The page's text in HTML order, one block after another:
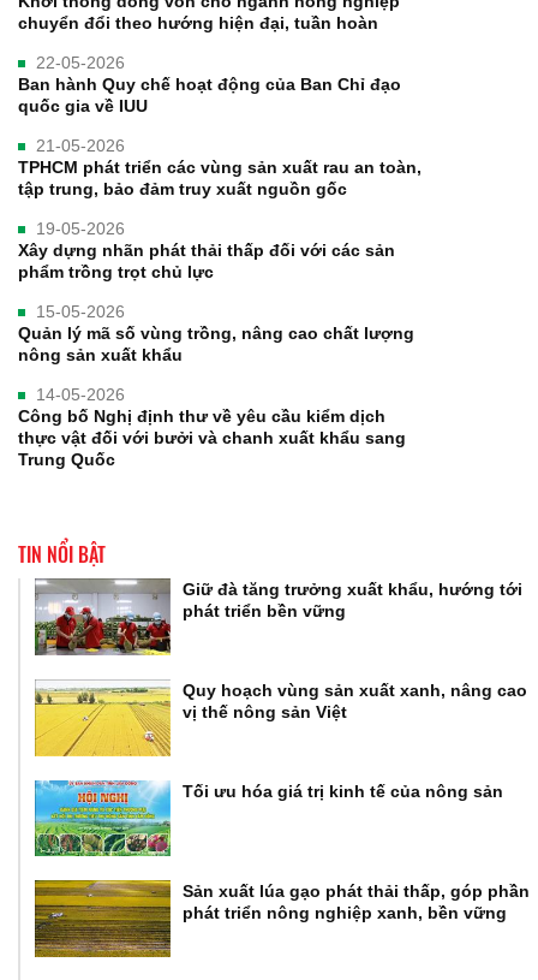
chuyển đổi theo hướng hiện đại, tuần hoàn
22-05-2026
Ban hành Quy chế hoạt động của Ban Chỉ đạo
quốc gia về IUU
21-05-2026
TPHCM phát triển các vùng sản xuất rau an toàn,
tập trung, bảo đảm truy xuất nguồn gốc
19-05-2026
Xây dựng nhãn phát thải thấp đối với các sản
phẩm trồng trọt chủ lực
15-05-2026
Quản lý mã số vùng trồng, nâng cao chất lượng
nông sản xuất khẩu
14-05-2026
Công bố Nghị định thư về yêu cầu kiểm dịch
thực vật đối với bưởi và chanh xuất khẩu sang
Trung Quốc
TIN NỔI BẬT
Giữ đà tăng trưởng xuất khẩu, hướng tới
phát triển bền vững
Quy hoạch vùng sản xuất xanh, nâng cao
vị thế nông sản Việt
Tối ưu hóa giá trị kinh tế của nông sản
Sản xuất lúa gạo phát thải thấp, góp phần
phát triển nông nghiệp xanh, bền vững